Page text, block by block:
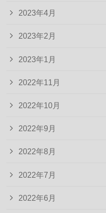
2023年4月
2023年2月
2023年1月
2022年11月
2022年10月
2022年9月
2022年8月
2022年7月
2022年6月